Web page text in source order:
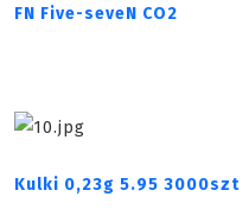
FN Five-seveN CO2
Kulki 0,23g 5.95 3000szt